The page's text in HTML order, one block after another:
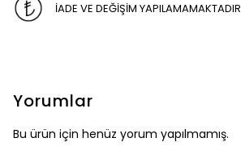
İADE VE DEĞİŞİM YAPILAMAMAKTADIR
Yorumlar
Bu ürün için henüz yorum yapılmamış.